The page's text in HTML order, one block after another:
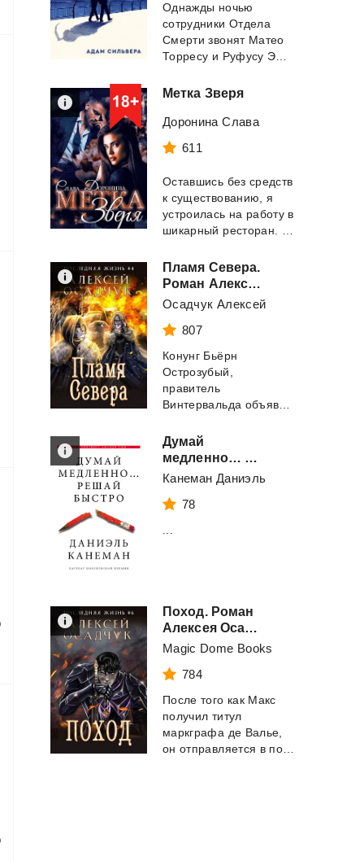
Однажды ночью
сотрудники Отдела
Смерти звонят Матео
Метка Зверя
Доронина Слава
611
Оставшись без средств
к существованию, я
устроилась на работу в
Пламя Севера.
Роман Алексея Осадчука
Осадчук Алексей
807
Конунг Бьёрн
Острозубый,
правитель
Думай
медленно… Решай быстро
Канеман Даниэль
78
Поход. Роман
Алексея Осадчука
Magic Dome Books
784
После того как Макс
получил титул
маркграфа де Валье,